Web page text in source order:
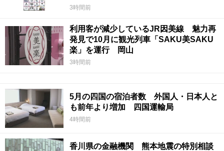
3時間前
利用客が減少しているJR因美線 魅力再
発見で10月に観光列車「SAKU美SAKU
楽」を運行 岡山
3時間前
5月の四国の宿泊者数 外国人・日本人と
も前年より増加 四国運輸局
4時間前
香川県の金融機関 熊本地震の特別相談